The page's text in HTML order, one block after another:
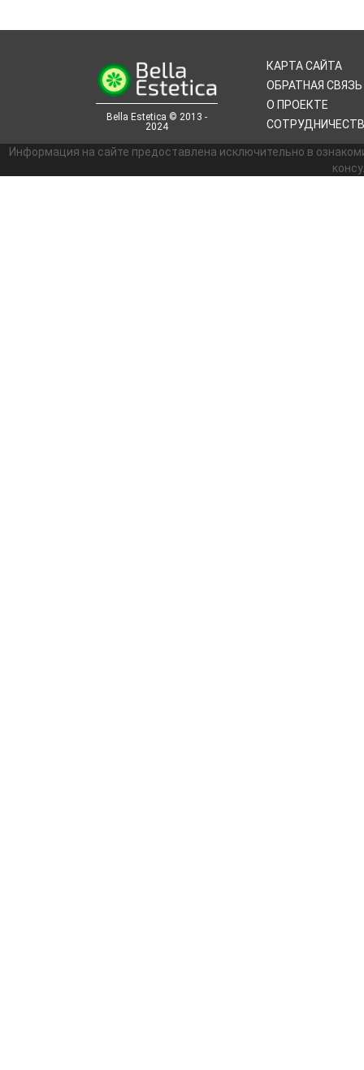
Bella Estetica © 2013 -
2024
КАРТА САЙТА
ОБРАТНАЯ СВЯЗЬ
О ПРОЕКТЕ
Информация на сайте предоставлена исключительно в